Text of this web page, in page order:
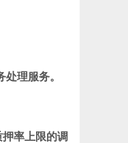
理服务。
率上限的调